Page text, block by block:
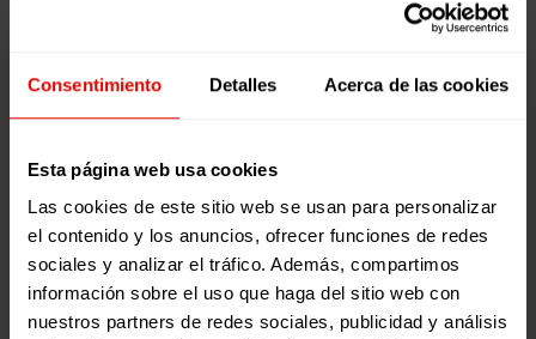
Consentimiento Detalles Acerca de las cookies
Esta página web usa cookies
Las cookies de este sitio web se usan para personalizar
el contenido y los anuncios, ofrecer funciones de redes
sociales y analizar el tráfico. Además, compartimos
información sobre el uso que haga del sitio web con
nuestros partners de redes sociales, publicidad y análisis
Si quieres consultar todos los beneficios y
Jóvenes, descubre la evaluación que hemos